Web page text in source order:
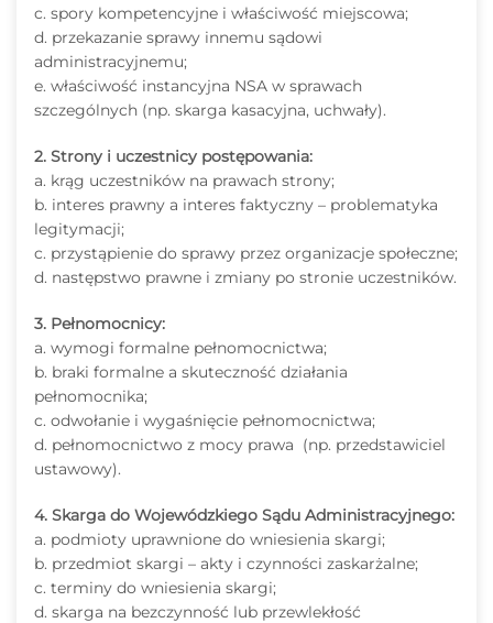
c. spory kompetencyjne i właściwość miejscowa;
d. przekazanie sprawy innemu sądowi
administracyjnemu;
e. właściwość instancyjna NSA w sprawach
szczególnych (np. skarga kasacyjna, uchwały).
2. Strony i uczestnicy postępowania:
a. krąg uczestników na prawach strony;
b. interes prawny a interes faktyczny – problematyka
legitymacji;
c. przystąpienie do sprawy przez organizacje społeczne;
d. następstwo prawne i zmiany po stronie uczestników.
3. Pełnomocnicy:
a. wymogi formalne pełnomocnictwa;
b. braki formalne a skuteczność działania
pełnomocnika;
c. odwołanie i wygaśnięcie pełnomocnictwa;
d. pełnomocnictwo z mocy prawa (np. przedstawiciel
ustawowy).
4. Skarga do Wojewódzkiego Sądu Administracyjnego:
a. podmioty uprawnione do wniesienia skargi;
b. przedmiot skargi – akty i czynności zaskarżalne;
c. terminy do wniesienia skargi;
d. skarga na bezczynność lub przewlekłość